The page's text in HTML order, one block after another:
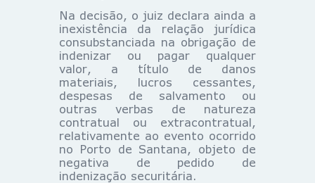
Na decisão, o juiz declara ainda a
inexistência da relação jurídica
consubstanciada na obrigação de
indenizar ou pagar qualquer
valor, a título de danos
materiais, lucros cessantes,
despesas de salvamento ou
outras verbas de natureza
contratual ou extracontratual,
relativamente ao evento ocorrido
no Porto de Santana, objeto de
negativa de pedido de
indenização securitária.